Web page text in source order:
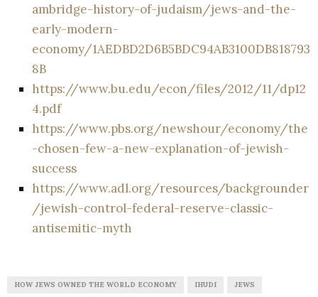
ambridge-history-of-judaism/jews-and-the-
early-modern-
economy/1AEDBD2D6B5BDC94AB3100DB818793
8B
https://www.bu.edu/econ/files/2012/11/dp12
4.pdf
https://www.pbs.org/newshour/economy/the
-chosen-few-a-new-explanation-of-jewish-
success
https://www.adl.org/resources/backgrounder
/jewish-control-federal-reserve-classic-
antisemitic-myth
HOW JEWS OWNED THE WORLD ECONOMY IHUDI JEWS